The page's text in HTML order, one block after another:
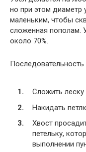
но при этом диаметр
маленьким, чтобы
сложенная пополам.
около 70%.
Последовательность
Сложить леску
Накидать
Хвост
петельку,
выполнении